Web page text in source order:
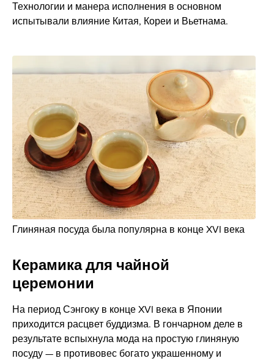
Технологии и манера исполнения в основном
испытывали влияние Китая, Кореи и Вьетнама.
Глиняная посуда была популярна в конце XVI века
Керамика для чайной
церемонии
На период Сэнгоку в конце XVI века в Японии
приходится расцвет буддизма. В гончарном деле в
результате вспыхнула мода на простую глиняную
посуду — в противовес богато украшенному и